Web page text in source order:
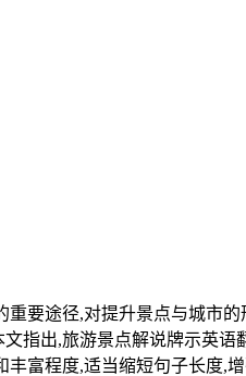
要途径,对提升景点与城市
指出,旅游景点解说牌示英
富程度,适当缩短句子长度